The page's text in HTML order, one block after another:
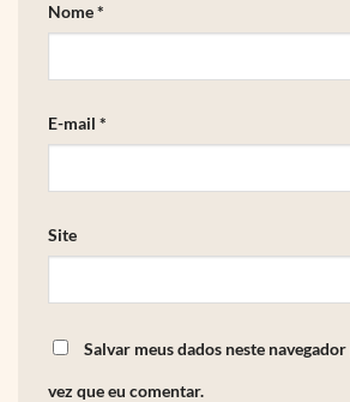
Nome*
E-mail *
Site
Salvar meus dados neste
vez que eu comentar.